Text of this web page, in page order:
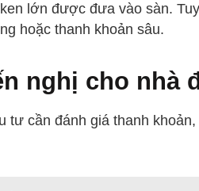
lớn được đưa vào sàn.
hoặc thanh khoản sâu.
nghị cho nhà
tư cần đánh giá thanh